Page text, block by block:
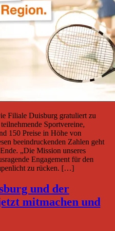
Filiale Duisburg gratuliert zu
Sportvereine,
150 Preise in Höhe von
beeindruckenden Zahlen geht
„Die Mission unseres
Engagement für den
zu rücken. […]
und der
mitmachen und